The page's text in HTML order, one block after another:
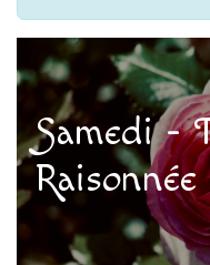
Samedi -